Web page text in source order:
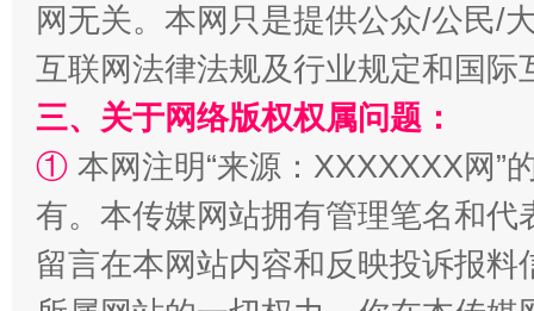
全民健身五年计划来了！等你上场
网无关。本网只是提供公众/公民/
互联网法律法规及行业规定和国
三、关于网络版权权属问题：
① 本网注明“来源：XXXXXXX网”
有。本传媒网站拥有管理笔名和
留言在本网站内容和反映投诉报